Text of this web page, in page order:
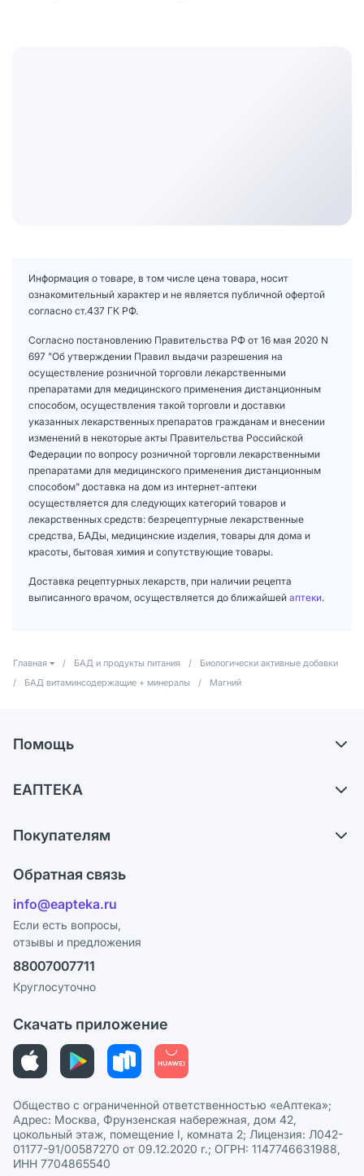
Информация о товаре, в том числе цена товара, носит
ознакомительный характер и не является публичной офертой
согласно ст.437 ГК РФ.
Согласно постановлению Правительства РФ от 16 мая 2020 N
697 "Об утверждении Правил выдачи разрешения на
осуществление розничной торговли лекарственными
препаратами для медицинского применения дистанционным
способом, осуществления такой торговли и доставки
указанных лекарственных препаратов гражданам и внесении
изменений в некоторые акты Правительства Российской
Федерации по вопросу розничной торговли лекарственными
препаратами для медицинского применения дистанционным
способом" доставка на дом из интернет-аптеки
осуществляется для следующих категорий товаров и
лекарственных средств: безрецептурные лекарственные
средства, БАДы, медицинские изделия, товары для дома и
красоты, бытовая химия и сопутствующие товары.
Доставка рецептурных лекарств, при наличии рецепта
выписанного врачом, осуществляется до ближайшей аптеки.
Главная / БАД и продукты питания /
Биологически активные добавки
/
БАД витаминсодержащие + минералы / Магний
Помощь
Самовывоз из аптек
Ответы на вопросы
Блог
ЕАПТЕКА
Карьера
Поставщики
Лицензия
Реклама на сайте
Ваши товары на ЕАПТЕКЕ
Покупателям
Программа СберСпасибо
Политика конфиденциальности
Пользовательское соглашение
Политика рекомендаций
Этика и соответствие
Политика в отношении обработки персональных данных
Обратная связь
info@eapteka.ru
Если есть вопросы,
отзывы и предложения
88007007711
Круглосуточно
Скачать приложение
Общество с ограниченной ответственностью «еАптека»;
Адрес: Москва, Фрунзенская набережная, дом 42,
цокольный этаж, помещение I, комната 2; Лицензия: Л042-
01177-91/00587270 от 09.12.2020 г.; ОГРН: 1147746631988,
ИНН 7704865540